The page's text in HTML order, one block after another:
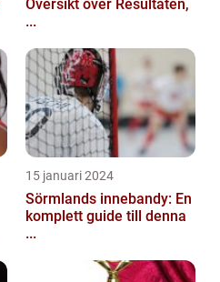
Översikt över Resultaten,
...
15 januari 2024
Sörmlands innebandy: En
komplett guide till denna
...